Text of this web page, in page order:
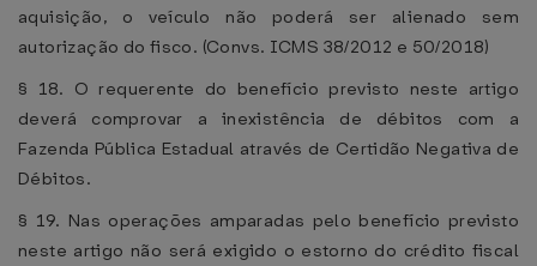
aquisição, o veículo não poderá ser alienado sem
autorização do fisco. (Convs. ICMS 38/2012 e 50/2018)
§ 18. O requerente do benefício previsto neste artigo
deverá comprovar a inexistência de débitos com a
Fazenda Pública Estadual através de Certidão Negativa de
Débitos.
§ 19. Nas operações amparadas pelo benefício previsto
neste artigo não será exigido o estorno do crédito fiscal